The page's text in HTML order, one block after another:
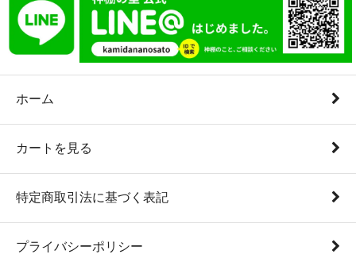
ホーム
カートを見る
特定商取引法に基づく表記
プライバシーポリシー